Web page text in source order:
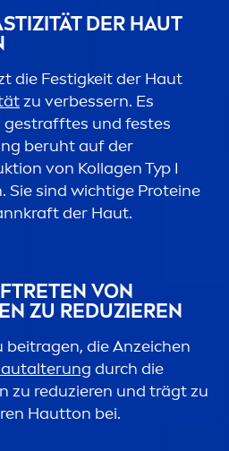
DER HAUT
die Festigkeit der Haut
zu verbessern. Es
und festes
beruht auf der
von Kollagen Typ I
Sie sind wichtige Proteine
der Haut.
VON
ZU REDUZIEREN
beitragen, die Anzeichen
durch die
zu reduzieren und trägt zu
Hautton bei.